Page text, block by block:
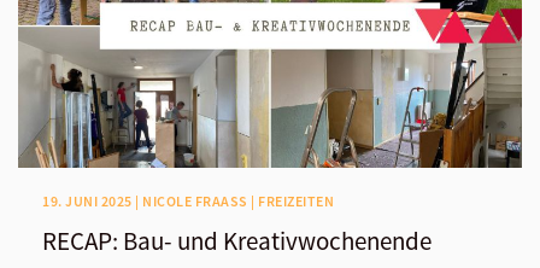
19. JUNI 2025 | NICOLE FRAASS | FREIZEITEN
RECAP: Bau- und Kreativwochenende